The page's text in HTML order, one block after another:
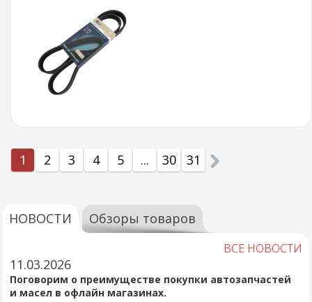
1 2 3 4 5 ... 30 31
НОВОСТИ Обзоры товаров
ВСЕ НОВОСТИ
11.03.2026
Поговорим о преимуществе покупки автозапчастей
и масел в офлайн магазинах.